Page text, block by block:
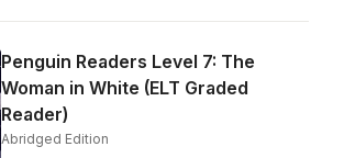
Penguin Readers Level 7: The
Woman in White (ELT Graded
Reader)
Abridged Edition